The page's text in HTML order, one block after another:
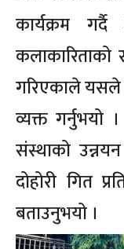
कार्यक्रम
कलाकारिताको
गरिएकाले यसले
व्यक्त गर्नुभयो
संस्थाको
दोहोरी गित
बताउनुभयो ।